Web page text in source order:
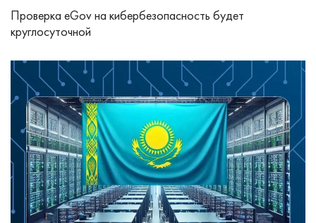
Проверка eGov на кибербезопасность будет
круглосуточной